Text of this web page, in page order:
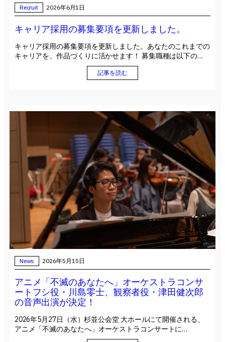
Recruit 2026年6月1日
キャリア採用の募集要項を更新しました。
キャリア採用の募集要項を更新しました。あなたのこれまでの
キャリアを、作品づくりに活かせます！ 募集職種は以下の…
記事を読む
News 2026年5月15日
アニメ「不滅のあなたへ」オーケストラコンサ
ートフシ役・川島零士、観察者役・津田健次郎
の音声出演が決定！
2026年5月27日（水）杉並公会堂 大ホールにて開催される、
アニメ「不滅のあなたへ」オーケストラコンサートに…